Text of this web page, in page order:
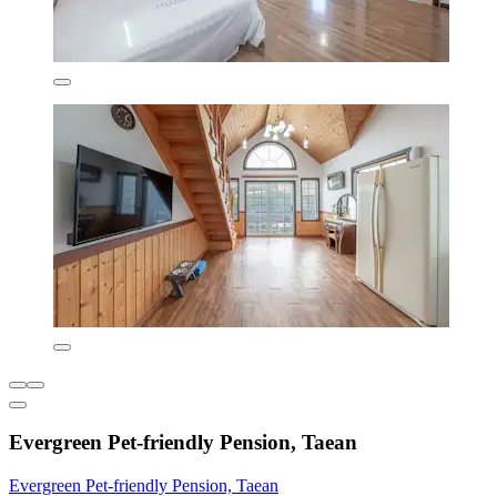
Evergreen Pet-friendly Pension, Taean
Evergreen Pet-friendly Pension, Taean